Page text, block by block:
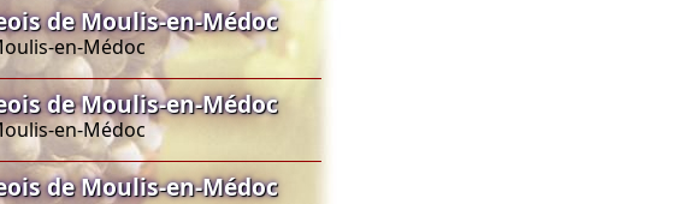
de Moulis-en-Médoc
en-Médoc
de Moulis-en-Médoc
en-Médoc
de Moulis-en-Médoc